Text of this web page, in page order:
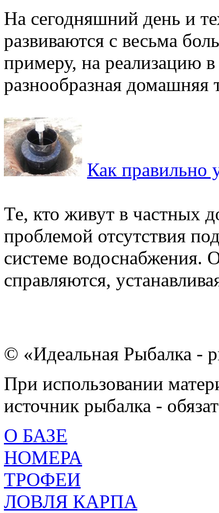
На сегодняшний день и
развиваются с весьма
примеру, на реализацию
разнообразная домашняя
Как правильно
Те, кто живут в частных
проблемой отсутствия
системе водоснабжения.
справляются,
© «Идеальная Рыбалка -
При использовании
источник рыбалка -
О БАЗЕ
НОМЕРА
ТРОФЕИ
ЛОВЛЯ КАРПА